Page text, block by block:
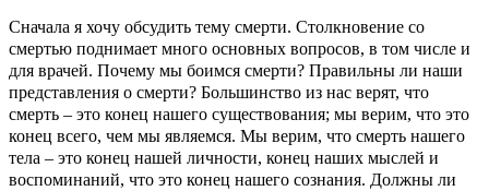
Сначала я хочу обсудить тему смерти. Столкновение со
смертью поднимает много основных вопросов, в том числе и
для врачей. Почему мы боимся смерти? Правильны ли наши
представления о смерти? Большинство из нас верят, что
смерть – это конец нашего существования; мы верим, что это
конец всего, чем мы являемся. Мы верим, что смерть нашего
тела – это конец нашей личности, конец наших мыслей и
воспоминаний, что это конец нашего сознания. Должны ли